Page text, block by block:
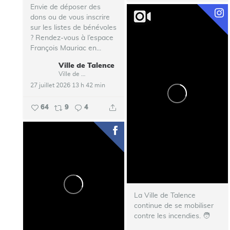
Envie de déposer des
dons ou de vous inscrire
sur les listes de bénévoles
? Rendez-vous à l’espace
François Mauriac en...
Ville de Talence
27 juillet 2026 13 h 42 min
64 9 4
La Ville de Talence
continue de se mobiliser
contre les incendies. ‍🧑‍